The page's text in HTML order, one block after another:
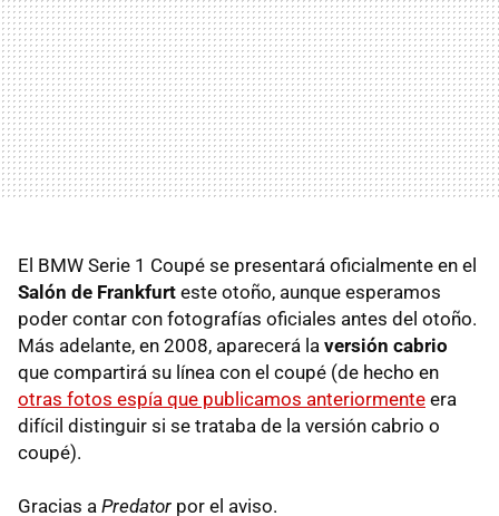
El BMW Serie 1 Coupé se presentará oficialmente en el
Salón de Frankfurt este otoño, aunque esperamos
poder contar con fotografías oficiales antes del otoño.
Más adelante, en 2008, aparecerá la versión cabrio
que compartirá su línea con el coupé (de hecho en
otras fotos espía que publicamos anteriormente era
difícil distinguir si se trataba de la versión cabrio o
coupé).
Gracias a Predator por el aviso.